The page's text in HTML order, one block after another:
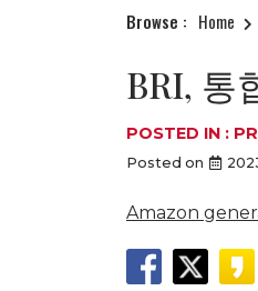
Browse : Home
BRI, 통
POSTED IN :
Posted on
Amazon